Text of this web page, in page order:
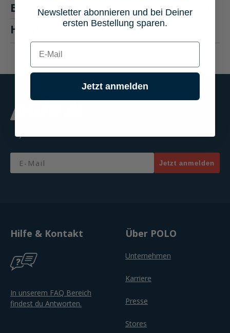
Bewertungen
Hersteller "Spirit Motors"
Email
Jetzt anmelden
Hilfe & Kontakt
In unserem FAQ Bereich
findest du Antworten.
Über POLO
Unternehmen
Karriere
Presse
Stores
Newsletter abonnieren und bei Deiner
ersten Bestellung sparen.
E-mail
Jetzt anmelden